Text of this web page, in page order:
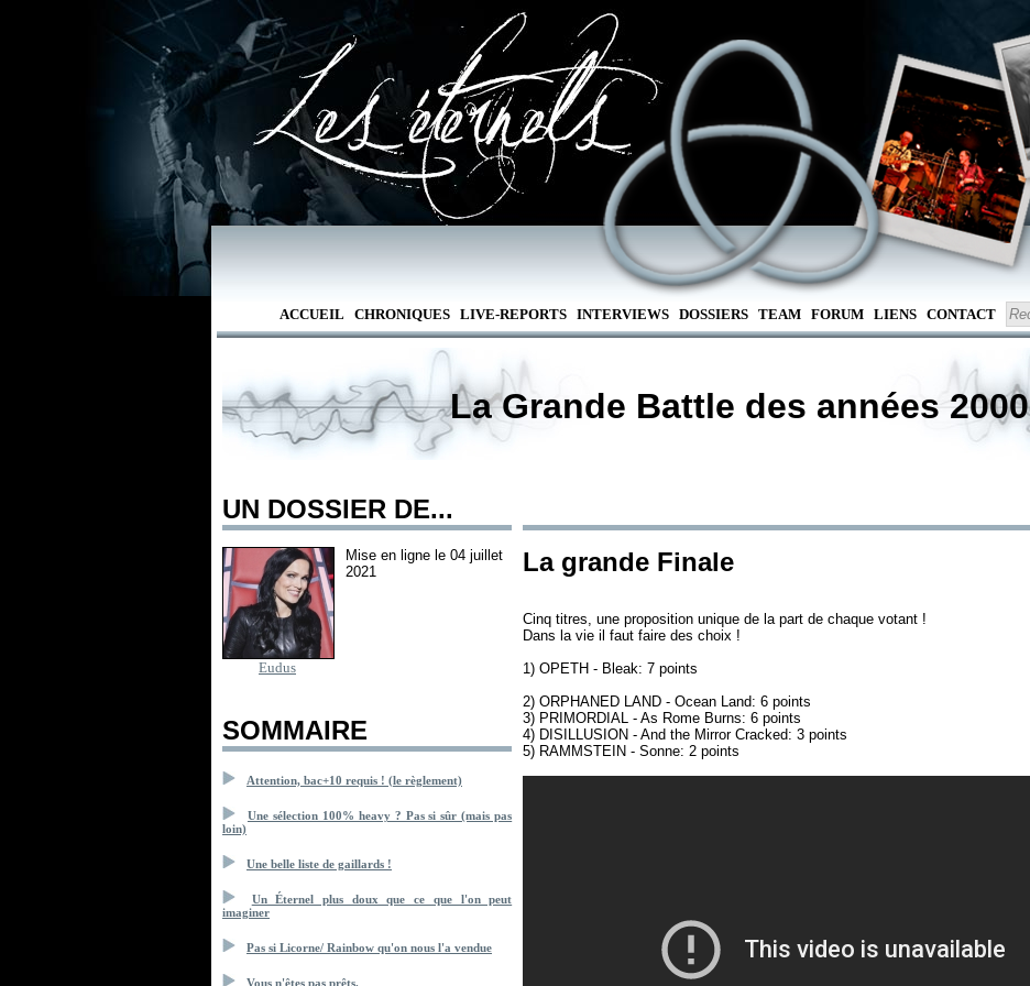
ACCUEIL CHRONIQUES LIVE-REPORTS INTERVIEWS DOSSIERS TEAM FORUM LIENS CONTACT
La Grande Battle des années 2000
UN DOSSIER DE...
Eudus
Mise en ligne le 04 juillet
2021
SOMMAIRE
Attention, bac+10 requis ! (le règlement)
Une sélection 100% heavy ? Pas si sûr (mais pas
loin)
Une belle liste de gaillards !
Un Éternel plus doux que ce que l'on peut
imaginer
Pas si Licorne/ Rainbow qu'on nous l'a vendue
Vous n'êtes pas prêts.
La grande Finale
Cinqtitres, une proposition unique de la part de chaque votant !
Dans la vie il faut faire des choix !
1) OPETH - Bleak: 7 points
2) ORPHANED LAND - Ocean Land: 6 points
3) PRIMORDIAL - As Rome Burns: 6 points
4) DISILLUSION - And the Mirror Cracked: 3 points
5) RAMMSTEIN - Sonne: 2 points